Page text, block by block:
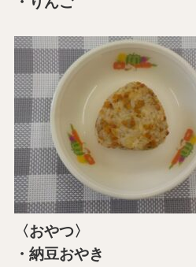
〈おやつ〉
・納豆おやき